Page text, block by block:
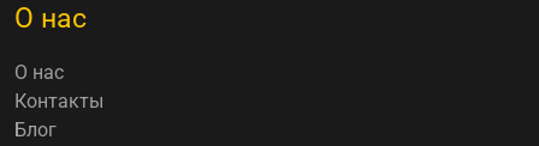
О нас
О нас
Контакты
Блог